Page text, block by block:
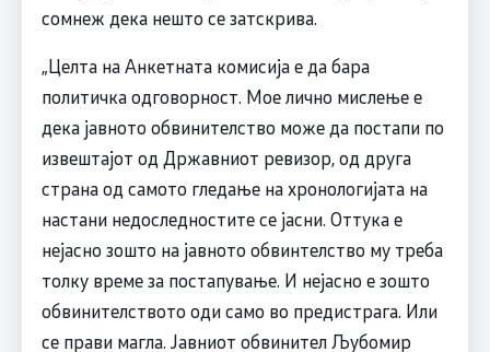
сомнеж дека нешто се затскрива.
„Целта на Анкетната комисија е да бара
политичка одговорност. Мое лично мислење е
дека јавното обвинителство може да постапи по
извештајот од Државниот ревизор, од друга
страна од самото гледање на хронологијата на
настани недоследностите се јасни. Оттука е
нејасно зошто на јавното обвинтелство му треба
толку време за постапување. И нејасно е зошто
обвинителството оди само во предистрага. Или
се прави магла. Јавниот обвинител Љубомир